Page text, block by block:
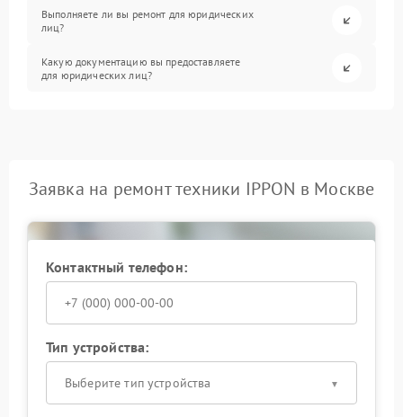
Выполняете ли вы ремонт для юридических
лиц?
Какую документацию вы предоставляете
для юридических лиц?
Заявка на ремонт техники IPPON в Москве
Контактный телефон:
Тип устройства:
Выберите тип устройства